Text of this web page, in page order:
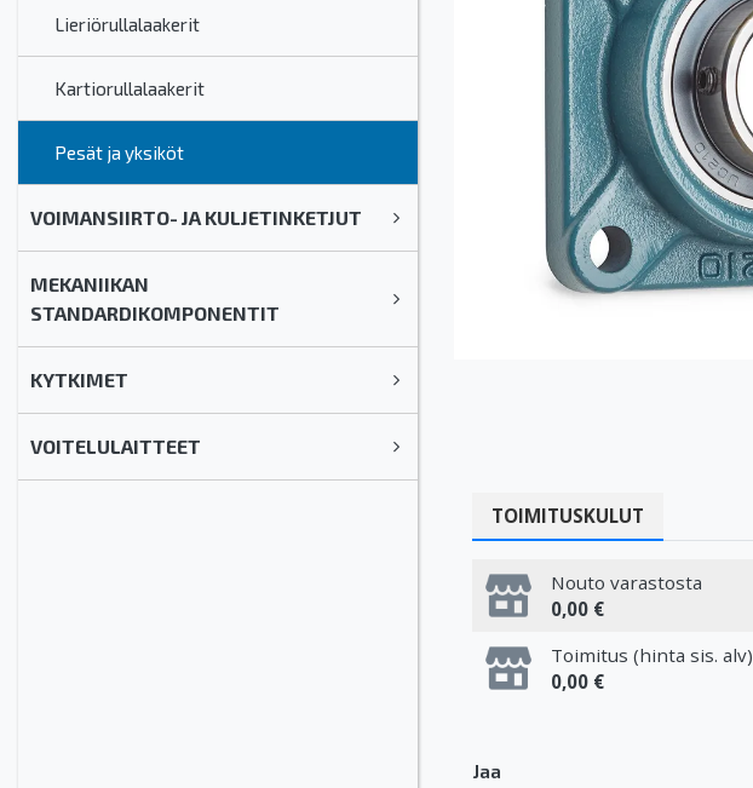
Lieriörullalaakerit
Kartiorullalaakerit
Pesät ja yksiköt
VOIMANSIIRTO- JA KULJETINKETJUT
MEKANIIKAN
STANDARDIKOMPONENTIT
KYTKIMET
VOITELULAITTEET
TOIMITUSKULUT
Nouto varastosta
0,00 €
Toimitus (hinta sis. alv)
0,00 €
Jaa